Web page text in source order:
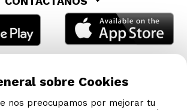
sobre Cookies
nos preocupamos por mejorar tu